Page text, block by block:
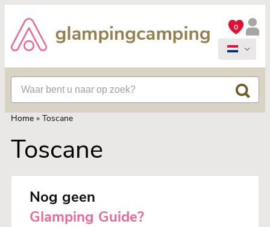
0
Home » Toscane
Toscane
Nog geen
Glamping Guide?